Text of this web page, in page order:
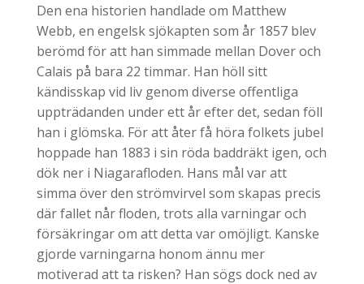
Den ena historien handlade om Matthew
Webb, en engelsk sjökapten som år 1857 blev
berömd för att han simmade mellan Dover och
Calais på bara 22 timmar. Han höll sitt
kändisskap vid liv genom diverse offentliga
uppträdanden under ett år efter det, sedan föll
han i glömska. För att åter få höra folkets jubel
hoppade han 1883 i sin röda baddräkt igen, och
dök ner i Niagarafloden. Hans mål var att
simma över den strömvirvel som skapas precis
där fallet når floden, trots alla varningar och
försäkringar om att detta var omöjligt. Kanske
gjorde varningarna honom ännu mer
motiverad att ta risken? Han sögs dock ned av